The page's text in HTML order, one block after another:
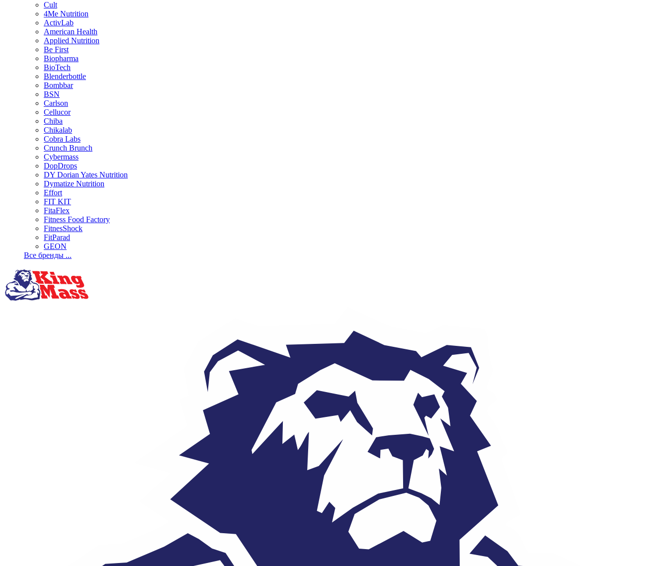
Cult
4Me Nutrition
ActivLab
American Health
Applied Nutrition
Be First
Biopharma
BioTech
Blenderbottle
Bombbar
BSN
Carlson
Cellucor
Chiba
Chikalab
Cobra Labs
Crunch Brunch
Cybermass
DopDrops
DY Dorian Yates Nutrition
Dymatize Nutrition
Effort
FIT KIT
FitaFlex
Fitness Food Factory
FitnesShock
FitParad
GEON
Все бренды ...